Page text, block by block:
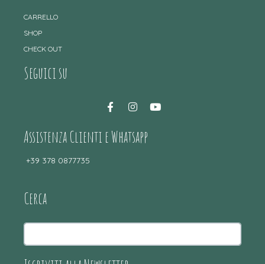
CARRELLO
SHOP
CHECK OUT
Seguici su
Assistenza Clienti e Whatsapp
+39 378 0877735
Cerca